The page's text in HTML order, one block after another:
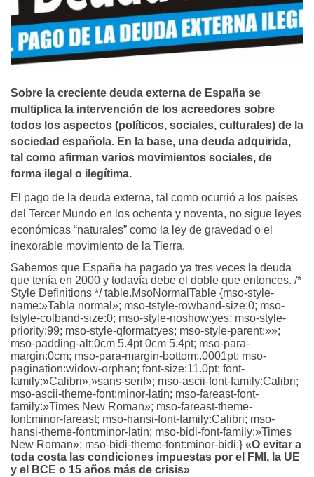
Sobre la creciente deuda externa de España se
multiplica la intervención de los acreedores sobre
todos los aspectos (polí­ticos, sociales, culturales) de la
sociedad española. En la base, una deuda adquirida,
tal como afirman varios movimientos sociales, de
forma ilegal o ilegí­tima.
El pago de la deuda externa, tal como ocurrió a los países
del Tercer Mundo en los ochenta y noventa, no sigue leyes
económicas “naturales” como la ley de gravedad o el
inexorable movimiento de la Tierra.
Sabemos que España ha pagado ya tres veces la deuda
que tenía en 2000 y todavía debe el doble que entonces. /*
Style Definitions */ table.MsoNormalTable {mso-style-
name:»Tabla normal»; mso-tstyle-rowband-size:0; mso-
tstyle-colband-size:0; mso-style-noshow:yes; mso-style-
priority:99; mso-style-qformat:yes; mso-style-parent:»»;
mso-padding-alt:0cm 5.4pt 0cm 5.4pt; mso-para-
margin:0cm; mso-para-margin-bottom:.0001pt; mso-
pagination:widow-orphan; font-size:11.0pt; font-
family:»Calibri»,»sans-serif»; mso-ascii-font-family:Calibri;
mso-ascii-theme-font:minor-latin; mso-fareast-font-
family:»Times New Roman»; mso-fareast-theme-
font:minor-fareast; mso-hansi-font-family:Calibri; mso-
hansi-theme-font:minor-latin; mso-bidi-font-family:»Times
New Roman»; mso-bidi-theme-font:minor-bidi;} «O evitar a
toda costa las condiciones impuestas por el FMI, la UE
y el BCE o 15 años más de crisis»